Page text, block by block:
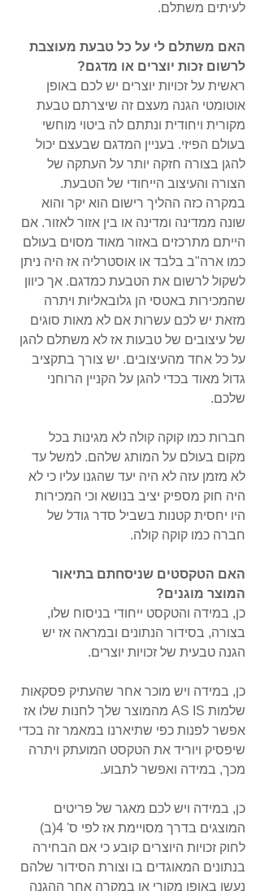
לעיתים משתלם.
האם משתלם לי על כל טבעת מעוצבת
לרשום זכות יוצרים או מדגם?
ראשית על זכויות יוצרים יש לכם באופן
אוטומטי הגנה מעצם זה שיצרתם טבעת
מקורית ויחודית ונתתם לה ביטוי מוחשי
בעולם הפיזי. בעניין המדגם שבעצם יכול
להגן בצורה חזקה יותר על העתקה של
הצורה והעיצוב הייחודי של הטבעת.
במקרה כזה ההליך רישום הוא יקר והוא
שונה ממדינה ומדינה או בין אזור לאזור. אם
הייתם מתרכזים באזור מאוד מסוים בעולם
כמו ארה"ב בלבד או אוסטרליה אז היה ניתן
לשקול לרשום את הטבעת כמדגם. אך כיוון
שהמכירות באטסי הן גלובאליות ויתרה
מזאת יש לכם עשרות אם לא מאות סוגים
של עיצובים של טבעות אז לא משתלם להגן
על כל אחד מהעיצובים. יש צורך בתקציב
גדול מאוד בכדי להגן על הקניין הרוחני
שלכם.
חברות כמו קוקה קולה לא מגינות בכל
מקום בעולם על המותג שלהם. למשל עד
לא מזמן עזה לא היה יעד שהגנו עליו כי לא
היה חוק מספיק יציב בנושא וכי המכירות
היו יחסית קטנות בשביל סדר גודל של
חברה כמו קוקה קולה.
האם הטקסטים שניסחתם בתיאור
המוצר מוגנים?
כן, במידה והטקסט ייחודי בניסוח שלו,
בצורה, בסידור הנתונים ובמראה אז יש
הגנה טבעית של זכויות יוצרים.
כן, במידה ויש מוכר אחר שהעתיק פסקאות
שלמות AS IS מהמוצר שלך לחנות שלו אז
אפשר לפנות כפי שתיארנו במאמר זה בכדי
שיפסיק ויוריד את הטקסט המועתק ויתרה
מכך, במידה ואפשר לתבוע.
כן, במידה ויש לכם מאגר של פריטים
המוצגים בדרך מסויימת אז לפי ס' 4(ב)
לחוק זכויות היוצרים קובע כי אם הבחירה
בנתונים המאוגדים בו וצורת הסידור שלהם
נעשו באופן מקורי או במקרה אחר ההגנה